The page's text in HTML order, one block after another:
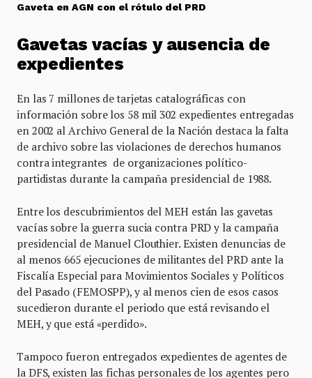
Gaveta en AGN con el rótulo del PRD
Gavetas vacías y ausencia de
expedientes
En las 7 millones de tarjetas catalográficas con
información sobre los 58 mil 302 expedientes entregadas
en 2002 al Archivo General de la Nación destaca la falta
de archivo sobre las violaciones de derechos humanos
contra integrantes de organizaciones político-
partidistas durante la campaña presidencial de 1988.
Entre los descubrimientos del MEH están las gavetas
vacías sobre la guerra sucia contra PRD y la campaña
presidencial de Manuel Clouthier. Existen denuncias de
al menos 665 ejecuciones de militantes del PRD ante la
Fiscalía Especial para Movimientos Sociales y Políticos
del Pasado (FEMOSPP), y al menos cien de esos casos
sucedieron durante el periodo que está revisando el
MEH, y que está «perdido».
Tampoco fueron entregados expedientes de agentes de
la DFS, existen las fichas personales de los agentes pero